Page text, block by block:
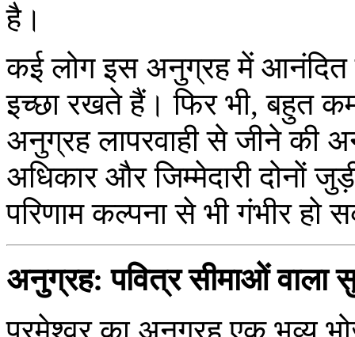
है।
कई लोग इस अनुग्रह में आनंदित
इच्छा रखते हैं। फिर भी, बहुत
अनुग्रह लापरवाही से जीने की
अधिकार और जिम्मेदारी दोनों
परिणाम कल्पना से भी गंभीर हो
अनुग्रह: पवित्र सीमाओं वाला